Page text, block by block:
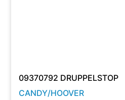
09370792 DRUPPELSTOP
CANDY/HOOVER